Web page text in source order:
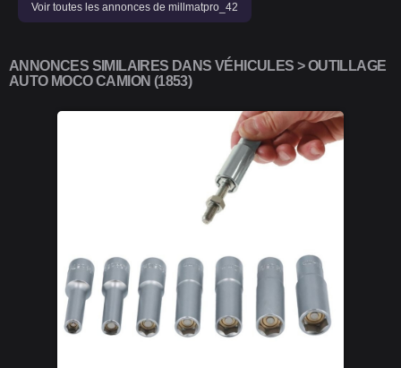
Voir toutes les annonces de millmatpro_42
ANNONCES SIMILAIRES DANS VÉHICULES > OUTILLAGE
AUTO MOCO CAMION (1853)